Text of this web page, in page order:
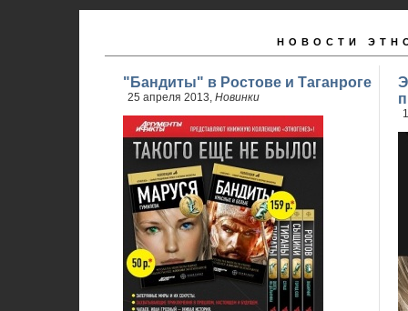
НОВОСТИ
"Бандиты" в Ростове и Таганроге
25 апреля 2013, Новинки